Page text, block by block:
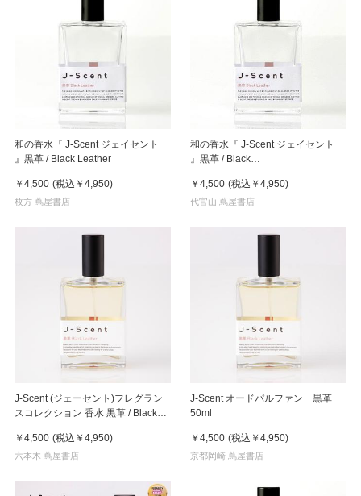
和の香水『 J-Scent ジェイセント
』黒革 / Black Leather
￥4,500 (税込 ￥4,950)
枚方 蔦屋書店
和の香水『 J-Scent ジェイセント
』黒革 / Black
￥4,500 (税込 ￥4,950)
代官山 蔦屋書店
J-Scent (ジェーセント)フレグラン
スコレクション 香水 黒革 / Black
￥4,500 (税込 ￥4,950)
六本木 蔦屋書店
J-Scent オードパルファン 黒革
50ml
￥4,500 (税込 ￥4,950)
京都岡崎 蔦屋書店